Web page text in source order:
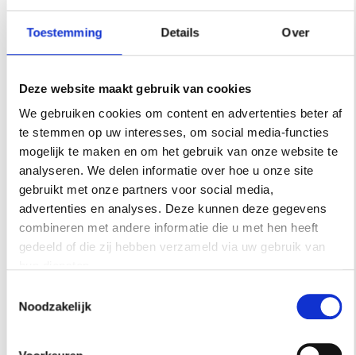
Toestemming Details Over
Deze website maakt gebruik van cookies
We gebruiken cookies om content en advertenties beter af
te stemmen op uw interesses, om social media-functies
mogelijk te maken en om het gebruik van onze website te
analyseren. We delen informatie over hoe u onze site
gebruikt met onze partners voor social media,
advertenties en analyses. Deze kunnen deze gegevens
combineren met andere informatie die u met hen heeft
gedeeld of die zij hebben verzameld via uw gebruik van
Noodzakelijk